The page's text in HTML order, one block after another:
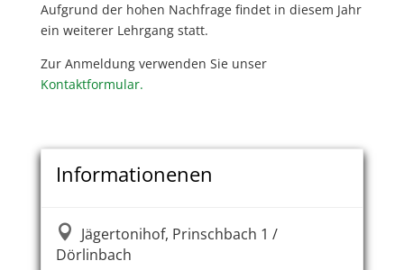
Aufgrund der hohen Nachfrage findet in diesem Jahr
ein weiterer Lehrgang statt.
Zur Anmeldung verwenden Sie unser
Kontaktformular.
Informationenen
 Jägertonihof, Prinschbach 1 /
Dörlinbach